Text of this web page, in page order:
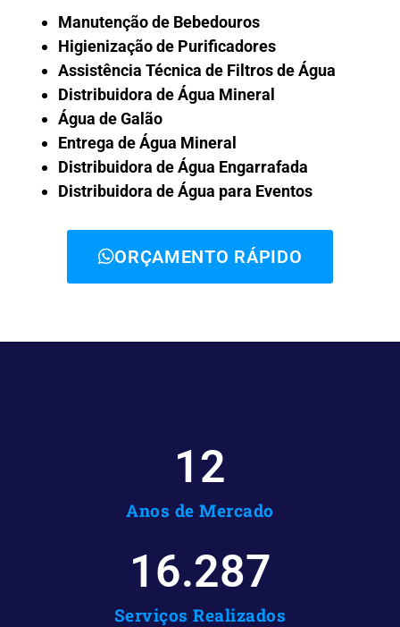
Manutenção de Bebedouros
Higienização de Purificadores
Assistência Técnica de Filtros de Água
Distribuidora de Água Mineral
Água de Galão
Entrega de Água Mineral
Distribuidora de Água Engarrafada
Distribuidora de Água para Eventos
ORÇAMENTO RÁPIDO
Anos de Mercado
12
Serviços Realizados
16.287